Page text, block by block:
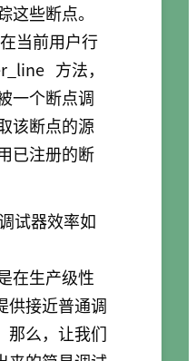
这些断点。
在当前用户行
方法，
一个断点调
该断点的源
已注册的断
试器效率如
在生产级性
供接近普通调
那么，让我们